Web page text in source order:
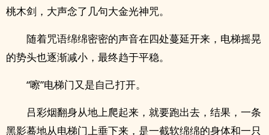
桃木剑，大声念了几句大金光神咒。
随着咒语绵绵密密的声音在四处蔓延开来，电梯摇晃
的势头也逐渐减小，最终趋于平稳。
“嚓”电梯门又是自己打开。
吕彩烟翻身从地上爬起来，就要跑出去，结果，一条
黑影蓦地从电梯门上垂下来，是一截软绵绵的身体和一只